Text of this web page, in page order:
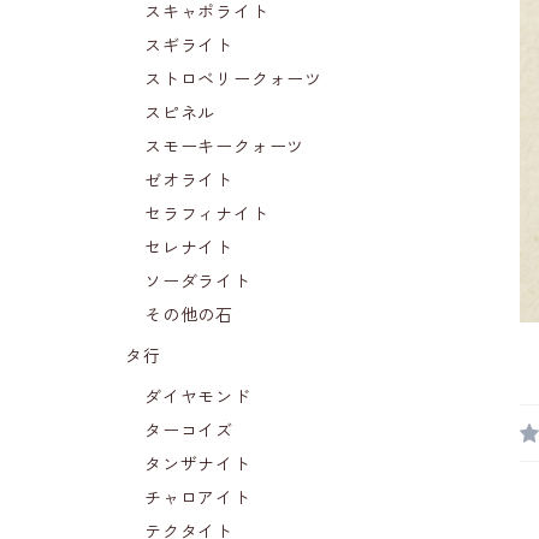
スキャポライト
スギライト
ストロベリークォーツ
スピネル
スモーキークォーツ
ゼオライト
セラフィナイト
セレナイト
ソーダライト
その他の石
タ行
ダイヤモンド
ターコイズ
タンザナイト
チャロアイト
テクタイト